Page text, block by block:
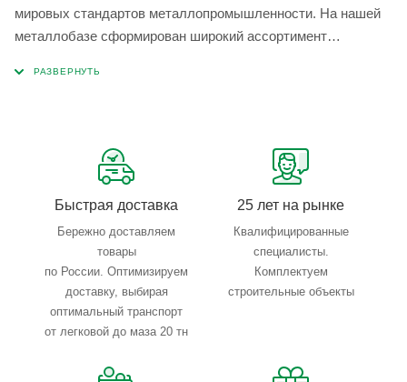
мировых стандартов металлопромышленности. На нашей
металлобазе сформирован широкий ассортимент
Быстрая доставка
Бережно доставляем
товары
по России. Оптимизируем
доставку, выбирая
оптимальный транспорт
от легковой до маза 20 тн
25 лет на рынке
Квалифицированные
специалисты.
Комплектуем
строительные объекты